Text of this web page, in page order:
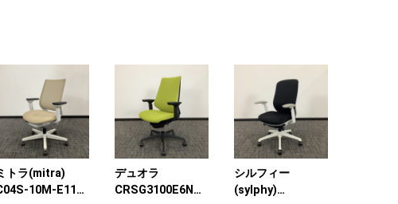
トラ(mitra)
10M-E11
デュオラ
CRSG3100E6N
シルフィー
(sylphy)